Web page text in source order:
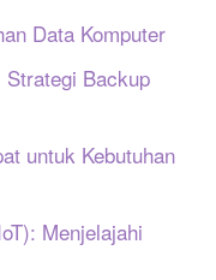
Data Komputer
Strategi Backup
untuk Kebutuhan
Menjelajahi